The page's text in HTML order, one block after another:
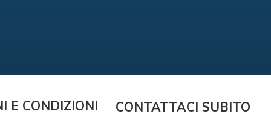
E CONDIZIONI CONTATTACI SUBITO